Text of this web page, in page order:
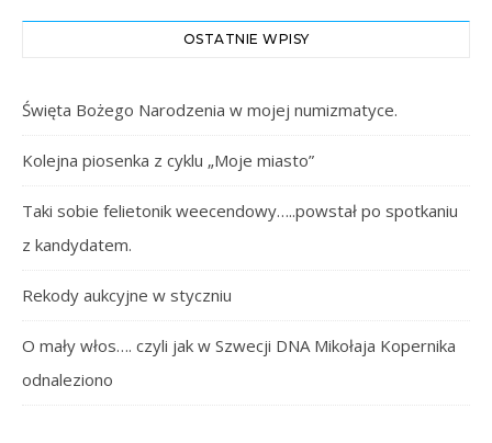
OSTATNIE WPISY
Święta Bożego Narodzenia w mojej numizmatyce.
Kolejna piosenka z cyklu „Moje miasto”
Taki sobie felietonik weecendowy…..powstał po spotkaniu
z kandydatem.
Rekody aukcyjne w styczniu
O mały włos…. czyli jak w Szwecji DNA Mikołaja Kopernika
odnaleziono